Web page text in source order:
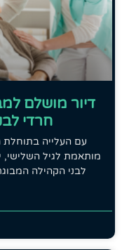
דיור מושלם
חרדי
עם העלייה בתוחלת
מותאמת לגיל
לבני הקהילה